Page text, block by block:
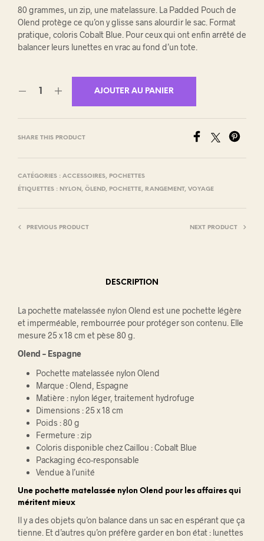
80 grammes, un zip, une matelassure. La Padded Pouch de
Olend protège ce qu’on y glisse sans alourdir le sac. Format
pratique, coloris Cobalt Blue. Pour ceux qui ont enfin arrêté de
balancer leurs lunettes en vrac au fond d’un tote.
AJOUTER AU PANIER
SHARE THIS PRODUCT
CATÉGORIES : ACCESSOIRES, POCHETTES
ÉTIQUETTES : NYLON , ÖLEND, POCHETTE, RANGEMENT, VOYAGE
PREVIOUS PRODUCT NEXT PRODUCT
DESCRIPTION
La pochette matelassée nylon Olend est une pochette légère
et imperméable, rembourrée pour protéger son contenu. Elle
mesure 25 x 18 cm et pèse 80 g.
Olend – Espagne
Pochette matelassée nylon Olend
Marque : Olend, Espagne
Matière : nylon léger, traitement hydrofuge
Dimensions : 25 x 18 cm
Poids : 80 g
Fermeture : zip
Coloris disponible chez Caillou : Cobalt Blue
Packaging éco-responsable
Vendue à l’unité
Une pochette matelassée nylon Olend pour les affaires qui
méritent mieux
Il y a des objets qu’on balance dans un sac en espérant que ça
tienne. Et d’autres qu’on préfère garder en bon état : lunettes